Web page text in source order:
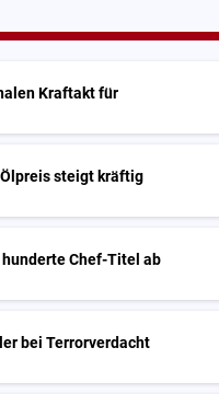
Kraftakt für
steigt kräftig
Chef-Titel ab
bei Terrorverdacht